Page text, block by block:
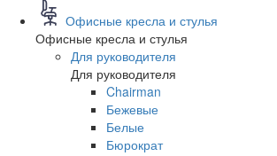
Офисные кресла и стулья
Офисные кресла и стулья
Для руководителя
Для руководителя
Chairman
Бежевые
Белые
Бюрократ